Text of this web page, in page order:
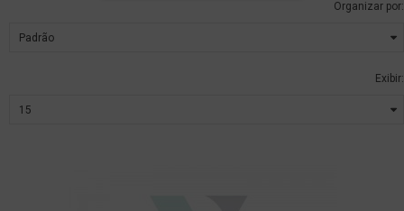
Organizar por:
Exibir: